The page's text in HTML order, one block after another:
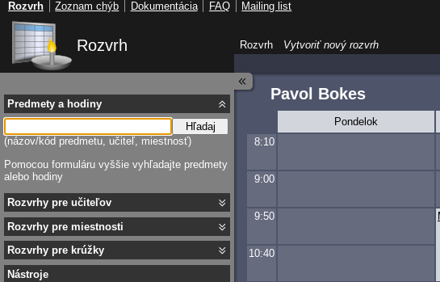
Rozvrh
Pavol Bokes
Pondelok
8:10
9:00
9:50
10:40
Predmety a hodiny
Hľadaj
(názov/kód predmetu, učiteľ, miestnosť)
Pomocou formuláru vyššie vyhľadajte predmety
alebo hodiny
Rozvrhy pre učiteľov
Rozvrhy pre miestnosti
Rozvrhy pre krúžky
Nástroje
Rozvrh
Vytvoriť nový rozvrh
Rozvrh Zoznam chýb Dokumentácia FAQ Mailing list